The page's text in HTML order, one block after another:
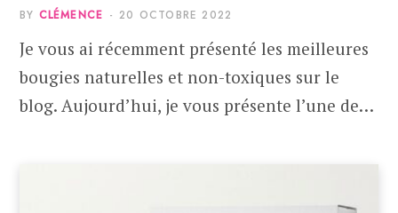
BY CLÉMENCE 20 OCTOBRE 2022
Je vous ai récemment présenté les meilleures
bougies naturelles et non-toxiques sur le
blog. Aujourd’hui, je vous présente l’une de…